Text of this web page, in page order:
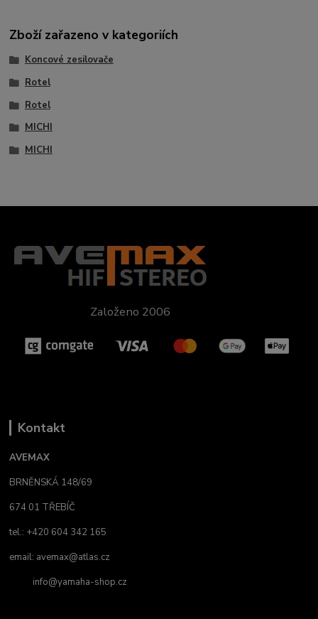
Zboží zařazeno v kategoriích
Koncové zesilovače
Rotel
Rotel
MICHI
MICHI
Založeno 2006
Kontakt
AVEMAX
BRNĚNSKÁ 148/69
674 01 TŘEBÍČ
tel.: +420 604 342 165
email: avemax@atlas.cz
info@yamaha-shop.cz